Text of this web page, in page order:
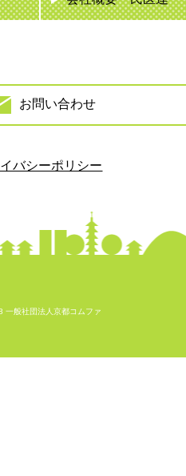
お問い合わせ
バシーポリシー
一般社団法人京都コムファ